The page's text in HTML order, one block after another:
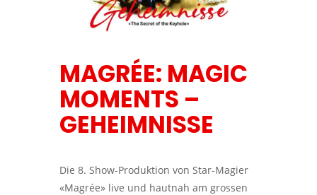
MAGRÉE: MAGIC
MOMENTS –
GEHEIMNISSE
Die 8. Show-Produktion von Star-Magier
«Magrée» live und hautnah am grossen